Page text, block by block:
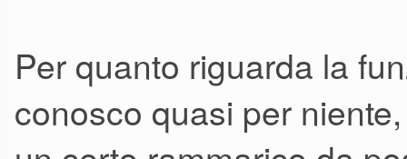
Per quanto riguarda la
conosco quasi per